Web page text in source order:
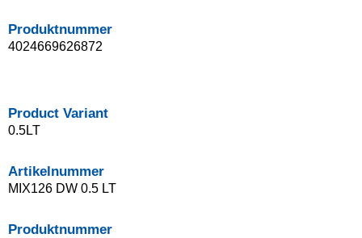
Produktnummer
4024669626872
Product Variant
0.5LT
Artikelnummer
MIX126 DW 0.5 LT
Produktnummer